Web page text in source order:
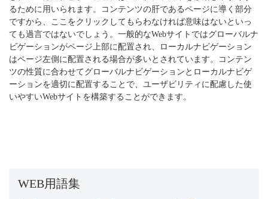
るために用いられます。コンテンツの肝であるページに導く部分
ですから、ここをクリックしてもらわなければ意味はないといっ
ても過言ではないでしょう。一般的なWebサイトではグローバルナ
ビゲーションがページ上部に配置され、ローカルナビゲーション
はページ左側に配置される場合が多いとされています。コンテン
ツの性質に合わせてグローバルナビゲーションとローカルナビゲ
ーションを適切に配置することで、ユーザビリティに配慮した使
いやすいWebサイトを構築することができます。
WEB用語集